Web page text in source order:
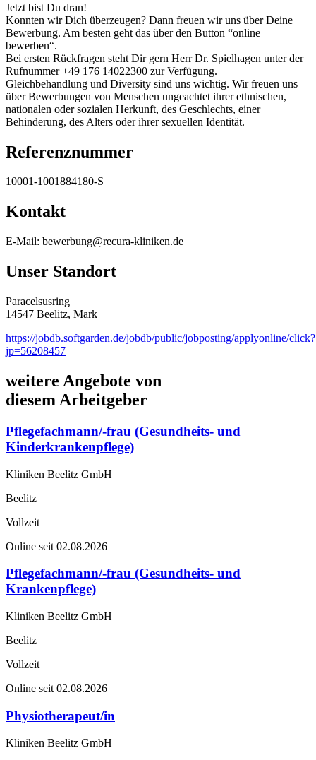
Jetzt bist Du dran!
Konnten wir Dich überzeugen? Dann freuen wir uns über Deine
Bewerbung. Am besten geht das über den Button “online
bewerben“.
Bei ersten Rückfragen steht Dir gern Herr Dr. Spielhagen unter der
Rufnummer +49 176 14022300 zur Verfügung.
Gleichbehandlung und Diversity sind uns wichtig. Wir freuen uns
über Bewerbungen von Menschen ungeachtet ihrer ethnischen,
nationalen oder sozialen Herkunft, des Geschlechts, einer
Behinderung, des Alters oder ihrer sexuellen Identität.
Referenznummer
10001-1001884180-S
Kontakt
E-Mail: bewerbung@recura-kliniken.de
Unser Standort
Paracelsusring
14547 Beelitz, Mark
https://jobdb.softgarden.de/jobdb/public/jobposting/applyonline/click?
jp=56208457
weitere Angebote von
diesem Arbeitgeber
Pflegefachmann/-frau (Gesundheits- und
Kinderkrankenpflege)
Kliniken Beelitz GmbH
Beelitz
Vollzeit
Online seit 02.08.2026
Pflegefachmann/-frau (Gesundheits- und
Krankenpflege)
Kliniken Beelitz GmbH
Beelitz
Vollzeit
Online seit 02.08.2026
Physiotherapeut/in
Kliniken Beelitz GmbH